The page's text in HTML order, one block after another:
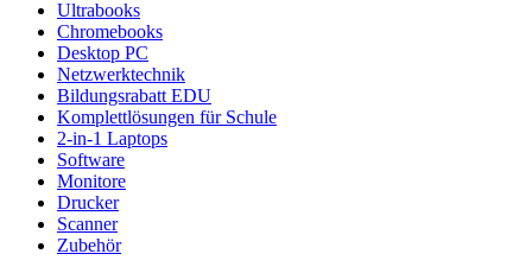
Ultrabooks
Chromebooks
Desktop PC
Netzwerktechnik
Bildungsrabatt EDU
Komplettlösungen für Schule
2-in-1 Laptops
Software
Monitore
Drucker
Scanner
Zubehör